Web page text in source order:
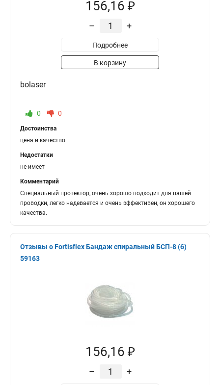
156,16 ₽
– +
Подробнее
В корзину
bolaser
0 0
Достоинства
цена и качество
Недостатки
не имеет
Комментарий
Специальный протектор, очень хорошо подходит для вашей
проводки, легко надевается и очень эффективен, он хорошего
качества.
Отзывы о Fortisflex Бандаж спиральный БСП-8 (б)
59163
156,16 ₽
– +